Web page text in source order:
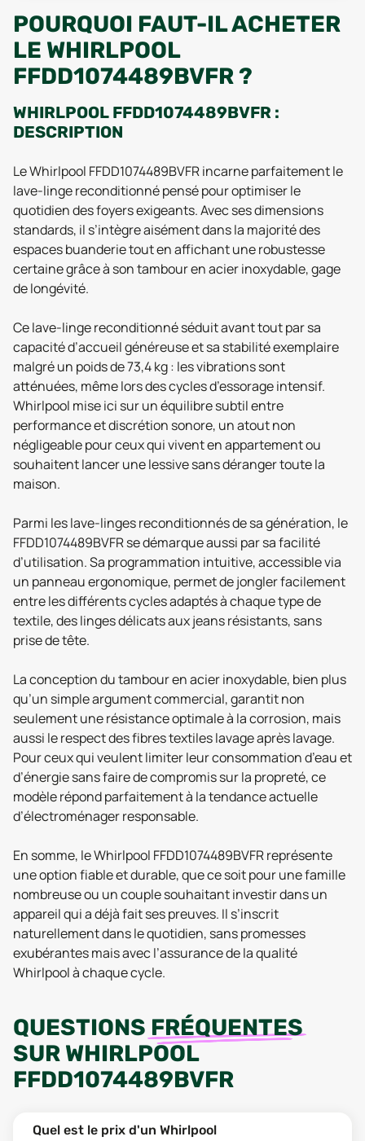
POURQUOI FAUT-IL ACHETER
LE WHIRLPOOL
FFDD1074489BVFR ?
WHIRLPOOL FFDD1074489BVFR :
DESCRIPTION
Le Whirlpool FFDD1074489BVFR incarne parfaitement le
lave-linge reconditionné pensé pour optimiser le
quotidien des foyers exigeants. Avec ses dimensions
standards, il s’intègre aisément dans la majorité des
espaces buanderie tout en affichant une robustesse
certaine grâce à son tambour en acier inoxydable, gage
de longévité.
Ce lave-linge reconditionné séduit avant tout par sa
capacité d’accueil généreuse et sa stabilité exemplaire
malgré un poids de 73,4 kg : les vibrations sont
atténuées, même lors des cycles d’essorage intensif.
Whirlpool mise ici sur un équilibre subtil entre
performance et discrétion sonore, un atout non
négligeable pour ceux qui vivent en appartement ou
souhaitent lancer une lessive sans déranger toute la
maison.
Parmi les lave-linges reconditionnés de sa génération, le
FFDD1074489BVFR se démarque aussi par sa facilité
d’utilisation. Sa programmation intuitive, accessible via
un panneau ergonomique, permet de jongler facilement
entre les différents cycles adaptés à chaque type de
textile, des linges délicats aux jeans résistants, sans
prise de tête.
La conception du tambour en acier inoxydable, bien plus
qu’un simple argument commercial, garantit non
seulement une résistance optimale à la corrosion, mais
aussi le respect des fibres textiles lavage après lavage.
Pour ceux qui veulent limiter leur consommation d’eau et
d’énergie sans faire de compromis sur la propreté, ce
modèle répond parfaitement à la tendance actuelle
d’électroménager responsable.
En somme, le Whirlpool FFDD1074489BVFR représente
une option fiable et durable, que ce soit pour une famille
nombreuse ou un couple souhaitant investir dans un
appareil qui a déjà fait ses preuves. Il s’inscrit
naturellement dans le quotidien, sans promesses
exubérantes mais avec l’assurance de la qualité
Whirlpool à chaque cycle.
QUESTIONS FRÉQUENTES
SUR WHIRLPOOL
FFDD1074489BVFR
Quel est le prix d'un Whirlpool